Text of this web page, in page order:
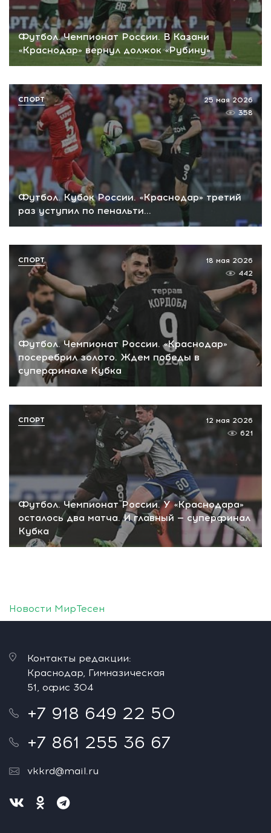
Футбол. Чемпионат России. В Казани
«Краснодар» вернул должок «Рубину»
Футбол. Кубок России. «Краснодар» третий
раз уступил по пенальти…
25 мая 2026
358
СПОРТ
Футбол. Чемпионат России. «Краснодар»
посеребрил золото. Ждем победы в
суперфинале Кубка
18 мая 2026
442
СПОРТ
Футбол. Чемпионат России. У «Краснодара»
осталось два матча. И главный — суперфинал
Кубка
12 мая 2026
621
СПОРТ
Новости МирТесен
Контакты редакции:
Краснодар, Гимназическая
51, офис 304
+7 918 649 22 50
+7 861 255 36 67
vkkrd@mail.ru